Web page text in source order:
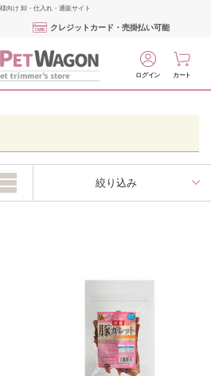
向け 卸・仕入れ・通販サイト
クレジットカード・売掛払い可能
ログイン カート
絞り込み